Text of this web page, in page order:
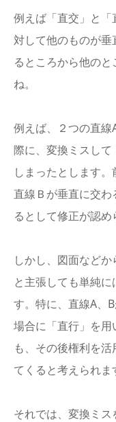
例えば「直交」と
対して他のものが
るところから他の
ね。
例えば、２つの直線
際に、変換ミスし
しまったとします
直線Ｂが垂直に交
るとして修正が認め
しかし、図面など
と主張しても単純
す。特に、直線A、
場合に「直行」を
も、その後権利を
てくると考えられま
それでは、変換ミス